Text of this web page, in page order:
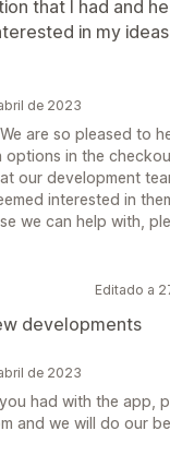
that I had and
in my ideas
de 2023
are so pleased to
in the
our development
interested in
we can help with,
Editado a
developments
de 2023
had with the app,
and we will do our